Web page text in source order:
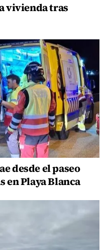
vivienda tras
desde el paseo
en Playa Blanca